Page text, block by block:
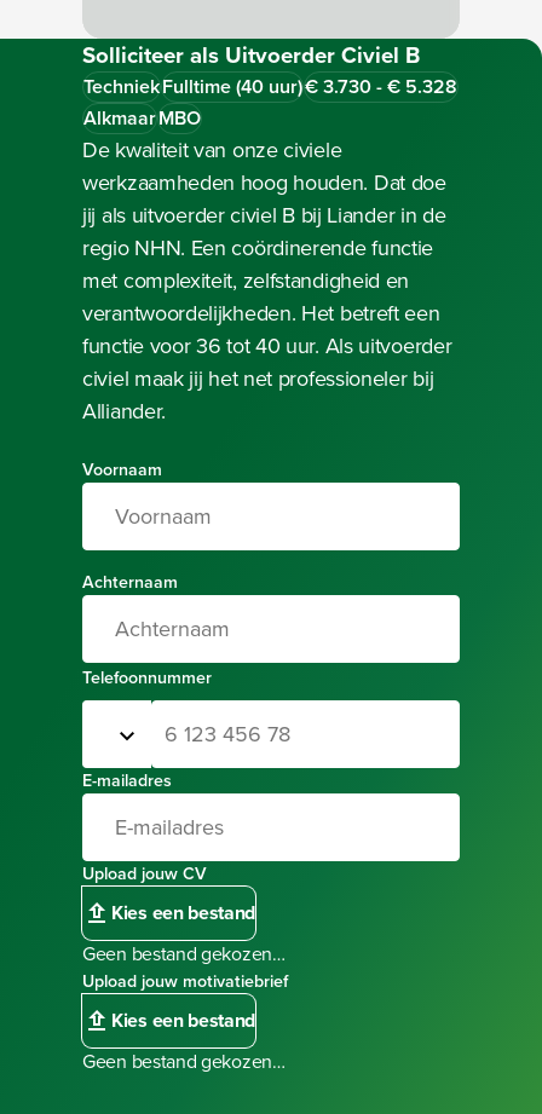
Solliciteer als Uitvoerder Civiel B
TechniekFulltime (40 uur)€ 3.730 - € 5.328
AlkmaarMBO
De kwaliteit van onze civiele
werkzaamheden hoog houden. Dat doe
jij als uitvoerder civiel B bij Liander in de
regio NHN. Een coördinerende functie
met complexiteit, zelfstandigheid en
verantwoordelijkheden. Het betreft een
functie voor 36 tot 40 uur. Als uitvoerder
civiel maak jij het net professioneler bij
Alliander.
Voornaam
Achternaam
Telefoonnummer
Selecteer landcode
Telefoonnummer
E-mailadres
Upload jouw CV
Kies een bestand
Geen bestand gekozen…
Upload jouw motivatiebrief
Kies een bestand
Geen bestand gekozen…